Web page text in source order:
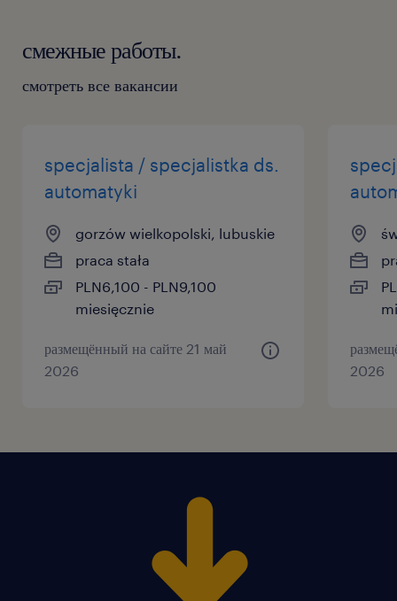
смежные работы.
смотреть все вакансии
specjalista / specjalistka ds.
automatyki
gorzów wielkopolski, lubuskie
praca stała
PLN6,100 - PLN9,100
miesięcznie
размещённый на сайте 21 май
2026
2026